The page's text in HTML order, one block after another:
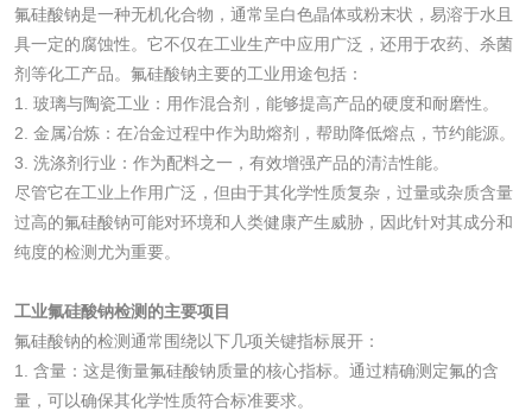
氟硅酸钠是一种无机化合物，通常呈白色晶体或粉末状，易溶于水且
具一定的腐蚀性。它不仅在工业生产中应用广泛，还用于农药、杀菌
剂等化工产品。氟硅酸钠主要的工业用途包括：
1. 玻璃与陶瓷工业：用作混合剂，能够提高产品的硬度和耐磨性。
2. 金属冶炼：在冶金过程中作为助熔剂，帮助降低熔点，节约能源。
3. 洗涤剂行业：作为配料之一，有效增强产品的清洁性能。
尽管它在工业上作用广泛，但由于其化学性质复杂，过量或杂质含量
过高的氟硅酸钠可能对环境和人类健康产生威胁，因此针对其成分和
纯度的检测尤为重要。
工业氟硅酸钠检测的主要项目
氟硅酸钠的检测通常围绕以下几项关键指标展开：
1. 含量：这是衡量氟硅酸钠质量的核心指标。通过精确测定氟的含
量，可以确保其化学性质符合标准要求。
清洗剂检测 日化产品毒理检测
洗手液检测
水处理剂
工业乳状氢氧化钙
检测
三氯异氰尿酸检测